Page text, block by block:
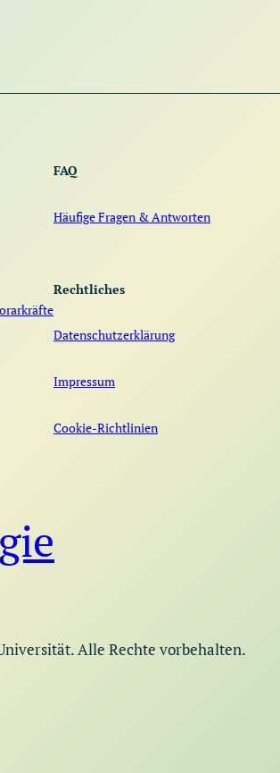
FAQ
Häufige Fragen & Antworten
Rechtliches
Datenschutzerklärung
Impressum
Cookie-Richtlinien
Alle Rechte vorbehalten.